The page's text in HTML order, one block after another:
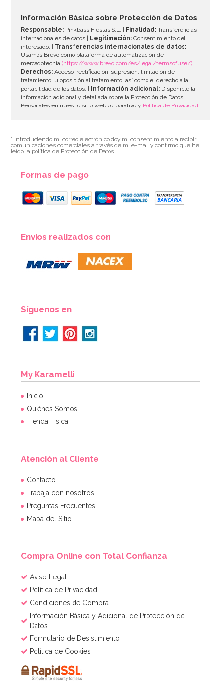
Información Básica sobre Protección de Datos
Responsable: Pinkbass Fiestas S.L. | Finalidad: Transferencias
internacionales de datos |
Legitimación: Consentimiento del
interesado. | Transferencias internacionales de datos:
Usamos Brevo como plataforma de automatización de
mercadotecnia(https://www.brevo.com/es/legal/termsofuse/). |
Derechos: Acceso, rectificación, supresión, limitación de
tratamiento, u oposición al tratamiento, así como el derecho a la
portabilidad de los datos. |
Información adicional: Disponible la
información adicional y detallada sobre la Protección de Datos
Personales en nuestro sitio web corporativo y Política de Privacidad.
* Introduciendo mi correo electrónico doy mi consentimiento a recibir
comunicaciones comerciales a través de mi e-mail y confirmo que he
leído la política de Protección de Datos.
Formas de pago
Envíos realizados con
Síguenos en
My Karamelli
Inicio
Quiénes Somos
Tienda Física
Atención al Cliente
Contacto
Trabaja con nosotros
Preguntas Frecuentes
Mapa del Sitio
Compra Online con Total Confianza
Aviso Legal
Política de Privacidad
Condiciones de Compra
Información Básica y Adicional de Protección de
Datos
Formulario de Desistimiento
Política de Cookies